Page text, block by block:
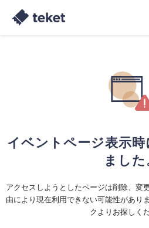
イベントページ表示
ました
アクセスしようとしたページは削除、変
由により現在利用できない可能性があり
クよりお探しく